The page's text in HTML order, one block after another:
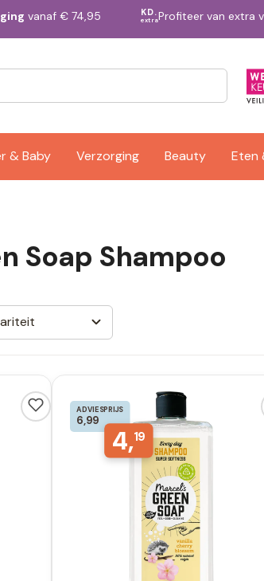
vanaf € 74,95 KD.
extraProfiteer van extra
& Baby Verzorging Beauty Eten
Soap Shampoo
ADVIESPRIJS
6,99
4,19